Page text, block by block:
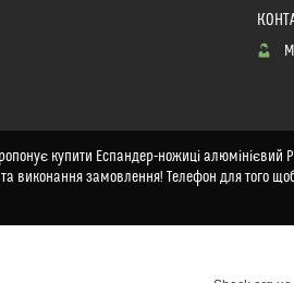
купити Еспандер-ножиці алюмінієвий
виконання замовлення! Телефон для того